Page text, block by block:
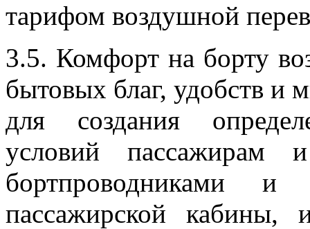
тарифом воздушной
3.5. Комфорт на борту
бытовых благ, удобств и
для создания
условий пассажирам
бортпроводниками и
пассажирской кабины,